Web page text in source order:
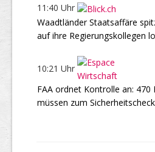
11:40 Uhr
Waadtländer Staatsaffäre
auf ihre Regierungskollegen
10:21 Uhr
FAA ordnet Kontrolle an: 470
müssen zum